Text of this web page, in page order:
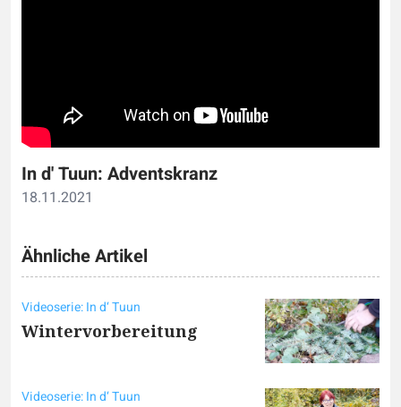
In d' Tuun: Adventskranz
18.11.2021
Ähnliche Artikel
Videoserie: In d‘ Tuun
Wintervorbereitung
Videoserie: In d‘ Tuun